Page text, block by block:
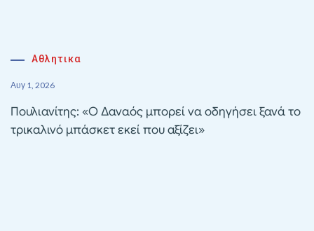
Αθλητικα
Αυγ 1, 2026
Πουλιανίτης: «Ο Δαναός μπορεί να οδηγήσει ξανά το
τρικαλινό μπάσκετ εκεί που αξίζει»